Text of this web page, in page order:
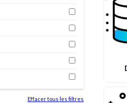
Effacer tous les filtres